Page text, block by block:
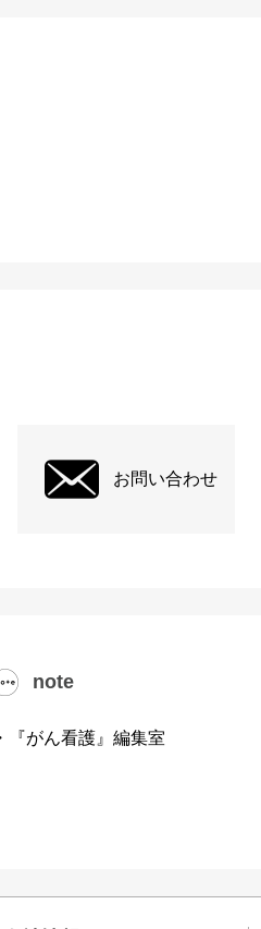
お問い合わせ
note
・『がん看護』編集室